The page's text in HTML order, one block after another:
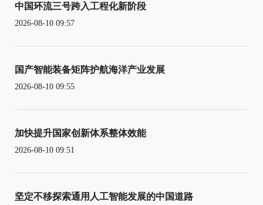
中国环流三号跨入工程化新阶段
2026-08-10 09:57
国产智能装备矩阵护航海洋产业发展
2026-08-10 09:55
加快提升国家创新体系整体效能
2026-08-10 09:51
坚定不移探索通用人工智能发展的中国道路